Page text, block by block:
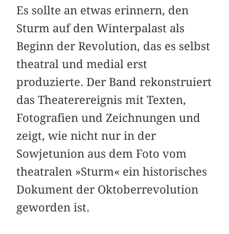
Es sollte an etwas erinnern, den
Sturm auf den Winterpalast als
Beginn der Revolution, das es selbst
theatral und medial erst
produzierte. Der Band rekonstruiert
das Theaterereignis mit Texten,
Fotografien und Zeichnungen und
zeigt, wie nicht nur in der
Sowjetunion aus dem Foto vom
theatralen »Sturm« ein historisches
Dokument der Oktober­revolution
geworden ist.